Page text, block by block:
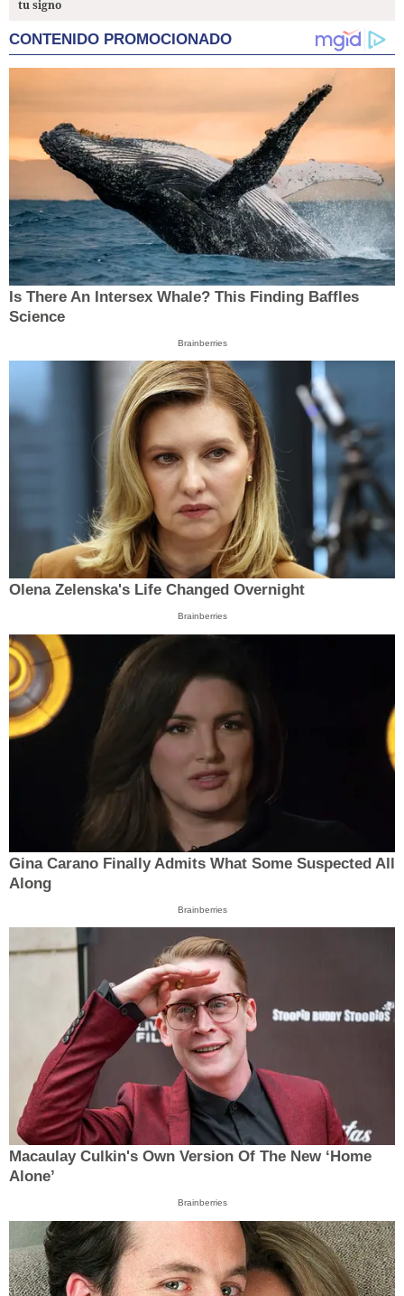
tu signo
CONTENIDO PROMOCIONADO
Is There An Intersex Whale? This Finding Baffles
Science
Brainberries
Olena Zelenska's Life Changed Overnight
Brainberries
Gina Carano Finally Admits What Some Suspected All
Along
Brainberries
Macaulay Culkin's Own Version Of The New ‘Home
Alone’
Brainberries